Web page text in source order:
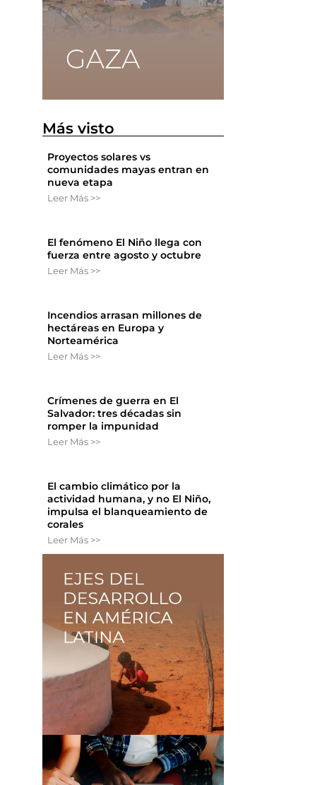
Más visto
Proyectos solares vs
comunidades mayas entran en
nueva etapa
Leer Más >>
El fenómeno El Niño llega con
fuerza entre agosto y octubre
Leer Más >>
Incendios arrasan millones de
hectáreas en Europa y
Norteamérica
Leer Más >>
Crímenes de guerra en El
Salvador: tres décadas sin
romper la impunidad
Leer Más >>
El cambio climático por la
actividad humana, y no El Niño,
impulsa el blanqueamiento de
corales
Leer Más >>